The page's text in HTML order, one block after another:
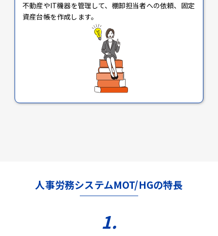
不動産やIT機器を管理して、棚卸担当者への依頼、固定
資産台帳を作成します。
人事労務システムMOT/HGの特長
1.